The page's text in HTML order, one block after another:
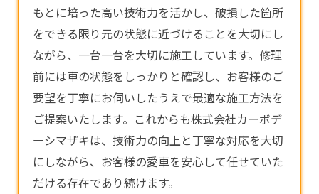
もとに培った高い技術力を活かし、破損した箇所
をできる限り元の状態に近づけることを大切にし
ながら、一台一台を大切に施工しています。修理
前には車の状態をしっかりと確認し、お客様のご
要望を丁寧にお伺いしたうえで最適な施工方法を
ご提案いたします。これからも株式会社カーボデ
ーシマザキは、技術力の向上と丁寧な対応を大切
にしながら、お客様の愛車を安心して任せていた
だける存在であり続けます。